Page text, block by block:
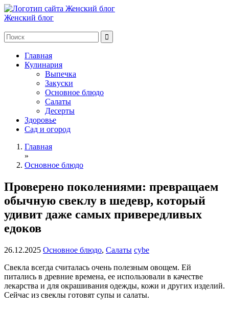
Женский блог
Главная
Кулинария
Выпечка
Закуски
Основное блюдо
Салаты
Десерты
Здоровье
Сад и огород
Главная
»
Основное блюдо
Проверено поколениями: превращаем
обычную свеклу в шедевр, который
удивит даже самых привередливых
едоков
26.12.2025 Основное блюдо, Салаты cybe
Свекла всегда считалась очень полезным овощем. Ей
питались в древние времена, ее использовали в качестве
лекарства и для окрашивания одежды, кожи и других изделий.
Сейчас из свеклы готовят супы и салаты.